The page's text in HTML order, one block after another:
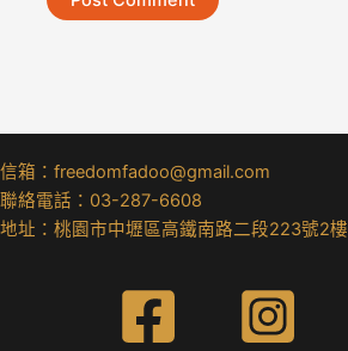
信箱：freedomfadoo@gmail.com
聯絡電話：03-287-6608
地址：桃園市中壢區高鐵南路二段223號2樓